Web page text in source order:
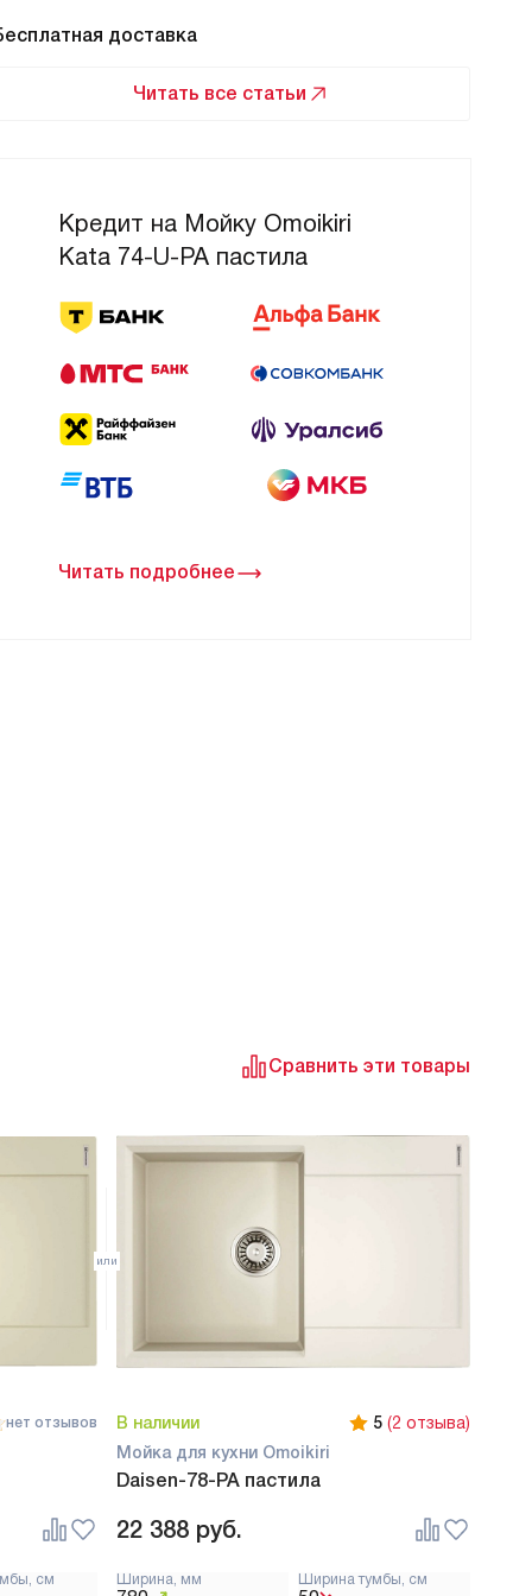
доставка
Читать все статьи
Кредит на Мойку Omoikiri
Kata 74-U-PA пастила
Читать подробнее
Сравнить эти товары
нет отзывов
см
В наличии 5 (2 отзыва)
Мойка для кухни Omoikiri
Daisen-78-PA пастила
22 388 руб.
Ширина, мм Ширина тумбы, см